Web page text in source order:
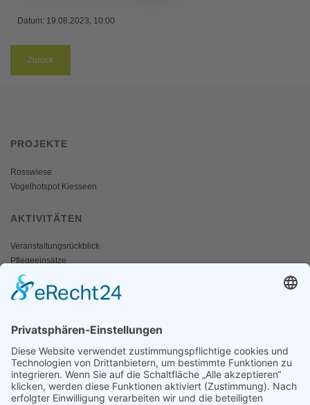
Datum: 19.08.2023, 10:00
Zurück
PROJEKTE
Rosswiese
Vogelhotspot Kiesseen
AKTIVITÄTEN
Veranstaltungsrückblick
Pflegeeinsätze
AKTIV WERDEN
Mitgliedschaft
Spenden
SERVICE